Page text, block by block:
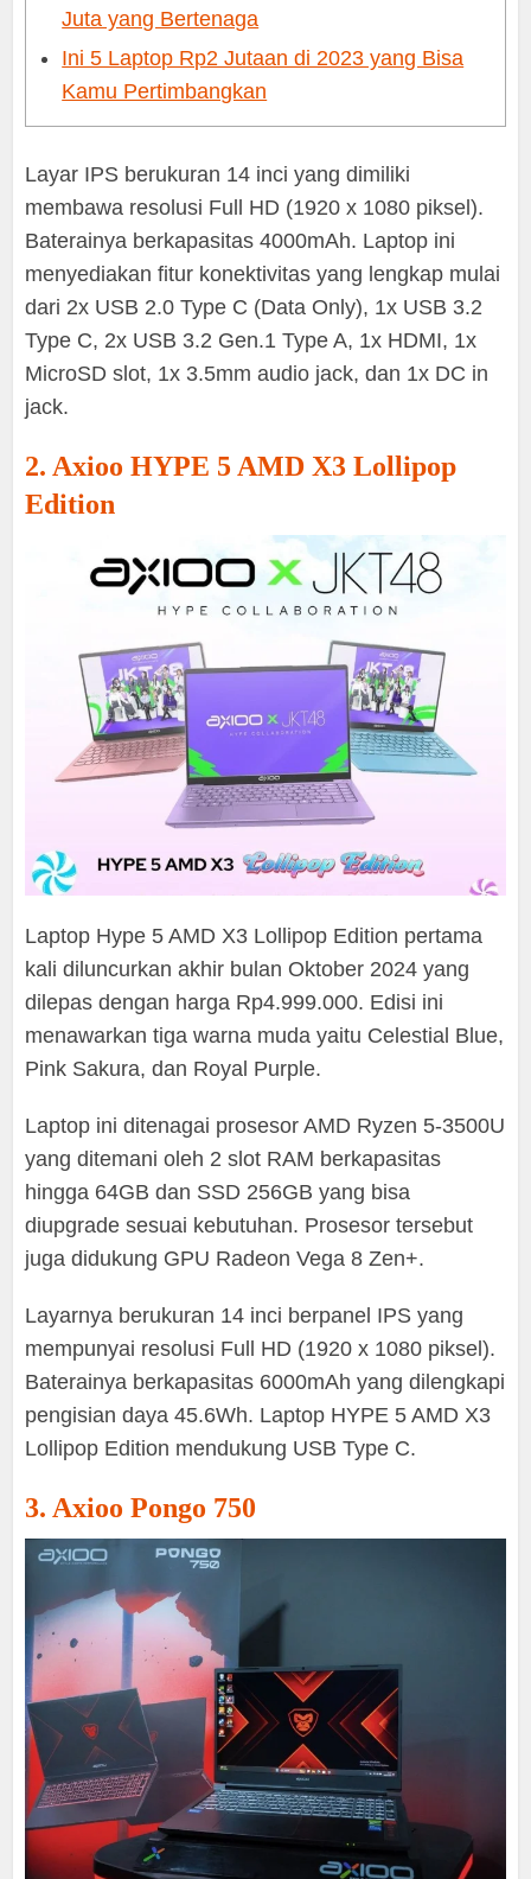
Juta yang Bertenaga
Ini 5 Laptop Rp2 Jutaan di 2023 yang Bisa
Kamu Pertimbangkan
Layar IPS berukuran 14 inci yang dimiliki
membawa resolusi Full HD (1920 x 1080 piksel).
Baterainya berkapasitas 4000mAh. Laptop ini
menyediakan fitur konektivitas yang lengkap mulai
dari 2x USB 2.0 Type C (Data Only), 1x USB 3.2
Type C, 2x USB 3.2 Gen.1 Type A, 1x HDMI, 1x
MicroSD slot, 1x 3.5mm audio jack, dan 1x DC in
jack.
2. Axioo HYPE 5 AMD X3 Lollipop
Edition
Laptop Hype 5 AMD X3 Lollipop Edition pertama
kali diluncurkan akhir bulan Oktober 2024 yang
dilepas dengan harga Rp4.999.000. Edisi ini
menawarkan tiga warna muda yaitu Celestial Blue,
Pink Sakura, dan Royal Purple.
Laptop ini ditenagai prosesor AMD Ryzen 5-3500U
yang ditemani oleh 2 slot RAM berkapasitas
hingga 64GB dan SSD 256GB yang bisa
diupgrade sesuai kebutuhan. Prosesor tersebut
juga didukung GPU Radeon Vega 8 Zen+.
Layarnya berukuran 14 inci berpanel IPS yang
mempunyai resolusi Full HD (1920 x 1080 piksel).
Baterainya berkapasitas 6000mAh yang dilengkapi
pengisian daya 45.6Wh. Laptop HYPE 5 AMD X3
Lollipop Edition mendukung USB Type C.
3. Axioo Pongo 750